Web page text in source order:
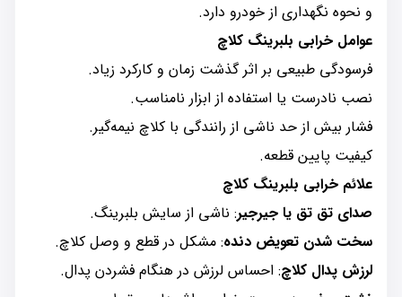
و نحوه نگهداری از خودرو دارد.
عوامل خرابی بلبرینگ کلاچ
فرسودگی طبیعی بر اثر گذشت زمان و کارکرد زیاد.
نصب نادرست یا استفاده از ابزار نامناسب.
فشار بیش از حد ناشی از رانندگی با کلاچ نیمه‌گیر.
کیفیت پایین قطعه.
علائم خرابی بلبرینگ کلاچ
صدای تق تق یا جیرجیر: ناشی از سایش بلبرینگ.
سخت شدن تعویض دنده: مشکل در قطع و وصل کلاچ.
لرزش پدال کلاچ: احساس لرزش در هنگام فشردن پدال.